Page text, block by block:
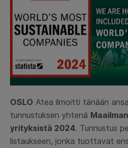
OSLO Atea ilmoitti tänään
tunnustuksen yhtenä
yrityksistä 2024. Tunnustus
listaukseen, jonka tuottavat